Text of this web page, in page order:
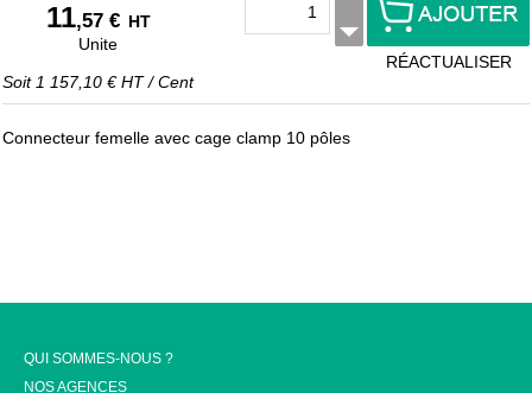
11,57 € HT
Unite
Soit 1 157,10 € HT/Cent
RÉACTUALISER
Connecteur femelle avec cage clamp 10 pôles
QUI SOMMES-NOUS ?
NOS AGENCES